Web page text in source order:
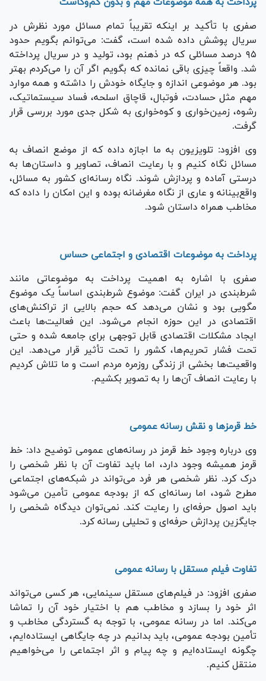
صفری با تأکید بر اینکه تقریباً تمام مسائل مورد نظرش در
سریال پوشش داده شده است، گفت: می‌توانم بگویم حدود
۹۵ درصد مسائلی که در ذهنم بود، تولید و در سریال پرداخته
شد. واقعاً چیزی باقی نمانده که بگویم اگر آن را می‌کردم بهتر
بود. هر موضوعی اندازه و جایگاه خودش را داشته و همه موارد
مهم مثل حسادت، فوتبال، قاچاق اسلحه، فساد سیستماتیک،
رشوه، زمین‌خواری و کوه‌خواری به شکل جدی مورد بررسی قرار
گرفت.
وی افزود: تلویزیون به ما اجازه داده که از موضع انصاف به
مسائل نگاه کنیم و با رعایت انصاف، تصاویر و داستان‌ها به
درستی آماده و پردازش شوند. نگاه رسانه‌ای کشور به مسائل،
واقع‌بینانه و عاری از نگاه مغرضانه بوده و این امکان را داده که
مخاطب همراه داستان شود.
پرداخت به موضوعات اقتصادی و اجتماعی حساس
صفری با اشاره به اهمیت پرداخت به موضوعاتی مانند
شرط‌بندی در ایران گفت: موضوع شرط‌بندی اساساً یک موضوع
مگویی بود و نشان می‌دهد که حجم بالایی از تراکنش‌های
اقتصادی در این حوزه انجام می‌شود. این فعالیت‌ها باعث
ایجاد مشکلات اقتصادی قابل توجهی برای جامعه شده و حتی
تحت فشار تحریم‌ها، کشور را تحت تأثیر قرار می‌دهد. این
واقعیت‌ها بخشی از زندگی روزمره مردم است و ما تلاش کردیم
با رعایت انصاف آن‌ها را به تصویر بکشیم.
خط قرمزها و نقش رسانه عمومی
وی درباره وجود خط قرمز در رسانه‌های عمومی توضیح داد: خط
قرمز همیشه وجود دارد، اما باید تفاوت آن با نظر شخصی را
درک کرد. نظر شخصی هر فرد می‌تواند در شبکه‌های اجتماعی
مطرح شود، اما رسانه‌ای که از بودجه عمومی تأمین می‌شود
باید اصول حرفه‌ای را رعایت کند. نمی‌توان دیدگاه شخصی را
جایگزین پردازش حرفه‌ای و تحلیلی رسانه کرد.
تفاوت فیلم مستقل با رسانه عمومی
صفری افزود: در فیلم‌های مستقل سینمایی، هر کسی می‌تواند
اثر خود را بسازد و مخاطب هم با اختیار خود آن را تماشا
می‌کند. اما در رسانه عمومی، با توجه به گستردگی مخاطب و
تأمین بودجه عمومی، باید بدانیم در چه جایگاهی ایستاده‌ایم،
چگونه ایستاده‌ایم و چه پیام و اثر اجتماعی را می‌خواهیم
منتقل کنیم.